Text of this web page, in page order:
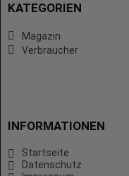
KATEGORIEN
Magazin
Verbraucher
INFORMATIONEN
Startseite
Datenschutz